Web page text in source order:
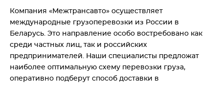
Компания «Межтрансавто» осуществляет
международные грузоперевозки из России в
Беларусь. Это направление особо востребовано как
среди частных лиц, так и российских
предпринимателей. Наши специалисты предложат
наиболее оптимальную схему перевозки груза,
оперативно подберут способ доставки в